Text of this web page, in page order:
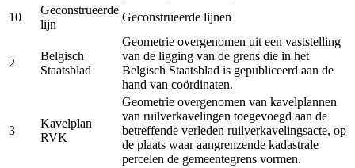
10
Geconstrueerde
lijn
Geconstrueerde lijnen
2
Belgisch
Staatsblad
Geometrie overgenomen uit een vaststelling
van de ligging van de grens die in het
Belgisch Staatsblad is gepubliceerd aan de
hand van coördinaten.
3
Kavelplan
RVK
Geometrie overgenomen van kavelplannen
van ruilverkavelingen toegevoegd aan de
betreffende verleden ruilverkavelingsacte, op
de plaats waar aangrenzende kadastrale
percelen de gemeentegrens vormen.